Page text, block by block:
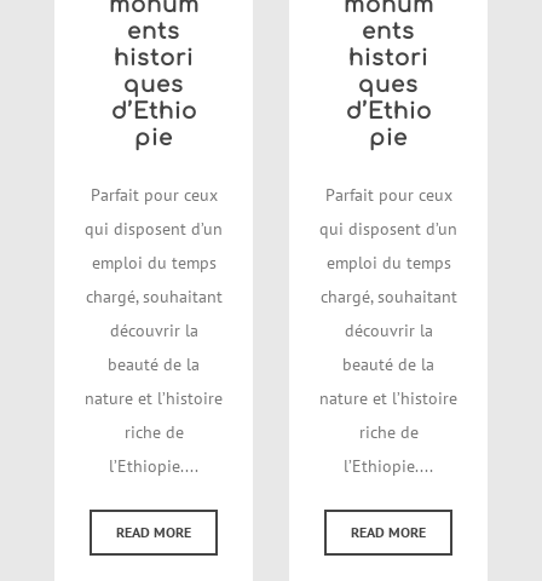
ents
histori
ques
d’Ethio
pie
Parfait pour ceux
qui disposent d’un
emploi du temps
chargé, souhaitant
découvrir la
beauté de la
nature et l’histoire
riche de
l’Ethiopie....
READ MORE
ents
histori
ques
d’Ethio
pie
Parfait pour ceux
qui disposent d’un
emploi du temps
chargé, souhaitant
découvrir la
beauté de la
nature et l’histoire
riche de
l’Ethiopie....
READ MORE